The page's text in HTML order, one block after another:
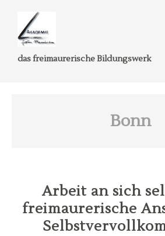
das freimaurerische Bildungswerk
Bonn
Arbeit an sich
freimaurerische